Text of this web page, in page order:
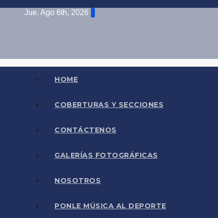
Saltar
Jue. Ago 6th, 2026
HOME
COBERTURAS Y SECCIONES
CONTÁCTENOS
GALERÍAS FOTOGRÁFICAS
NOSOTROS
PONLE MÚSICA AL DEPORTE